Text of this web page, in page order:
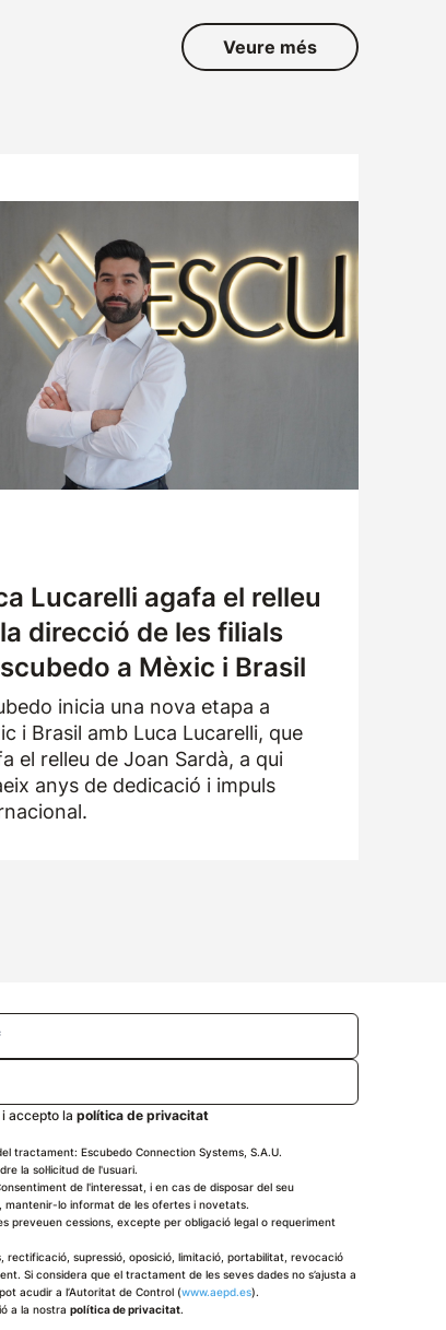
AL CLIENT
AMB NOSALTRES
DE MOSTRES
Lucarelli agafa el relleu
direcció de les filials
a Mèxic i Brasil
inicia una nova etapa a
i Brasil amb Luca Lucarelli, que
el relleu de Joan Sardà, a qui
anys de dedicació i impuls
Veure més
i accepto lapolítica de privacitat
tractament: Escubedo Connection Systems, S.A.U.
la sol·licitud de l'usuari.
de l'interessat, i en cas de disposar del seu
mantenir-lo informat de les ofertes i novetats.
preveuen cessions, excepte per obligació legal o requeriment
rectificació, supressió, oposició, limitació, portabilitat, revocació
Si considera que el tractament de les seves dades no s’ajusta a
acudir a l’Autoritat de Control (www.aepd.es).
a la nostrapolítica de privacitat.